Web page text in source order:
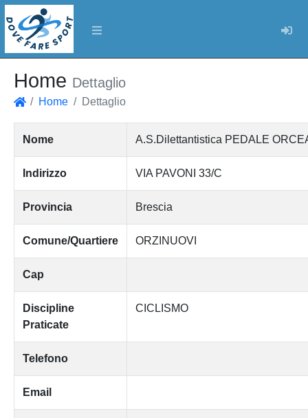
Home Dettaglio
Home Dettaglio
Nome A.S.Dilettantistica PEDALE
Indirizzo VIA PAVONI 33/C
Provincia Brescia
Comune/Quartiere ORZINUOVI
Cap
Discipline
Praticate
CICLISMO
Telefono
Email